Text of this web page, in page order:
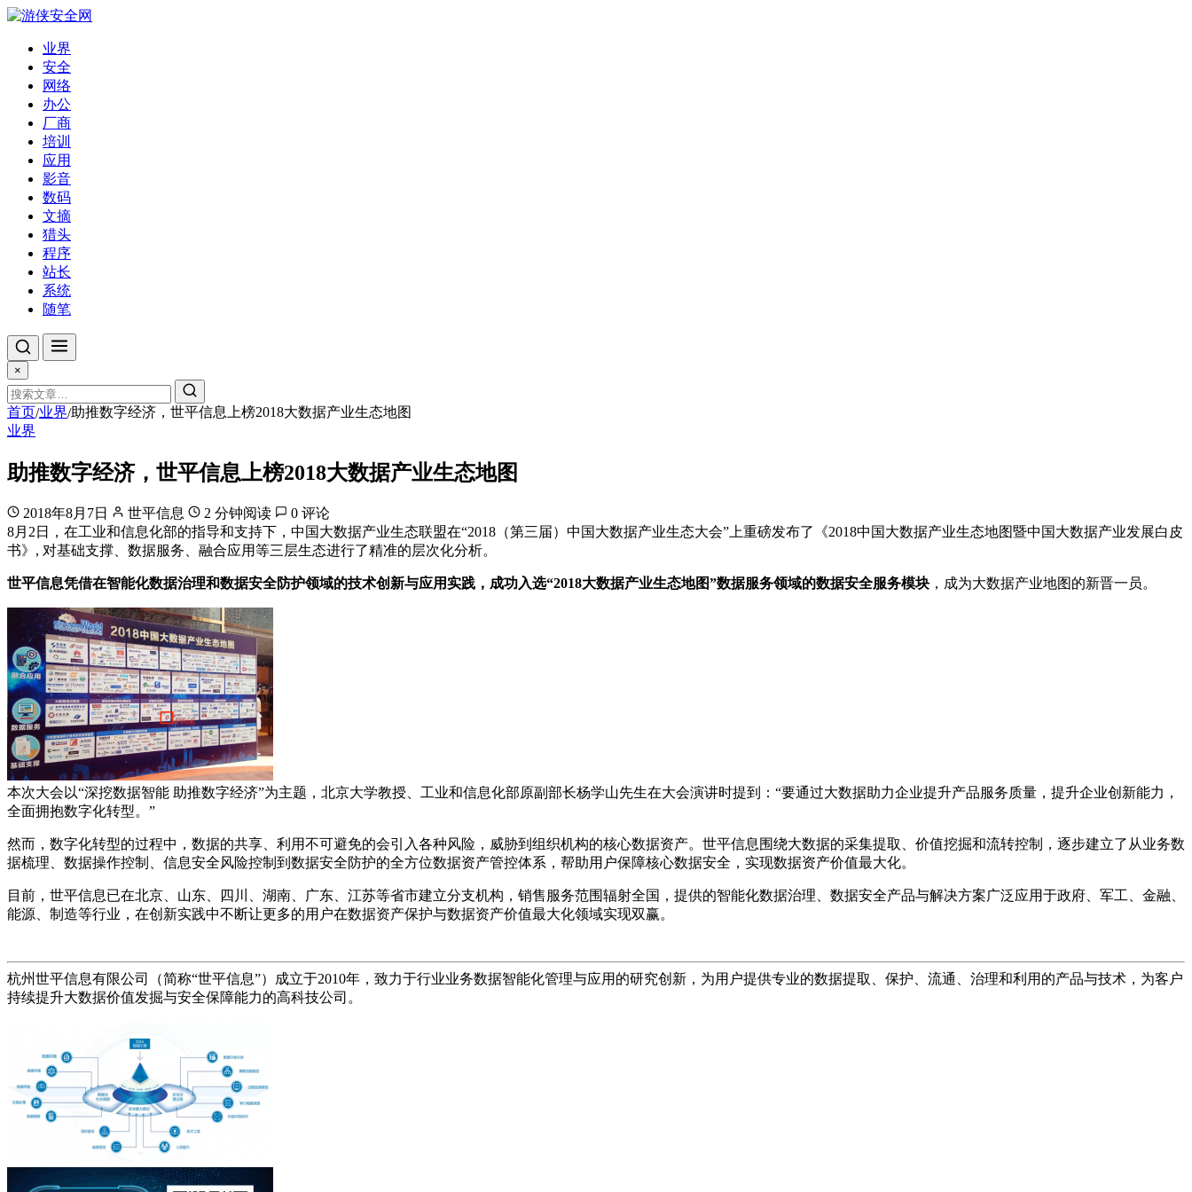
业界
安全
网络
办公
厂商
培训
应用
影音
数码
文摘
猎头
程序
站长
系统
随笔
×
首页/业界/助推数字经济，世平信息上榜2018大数据产业生态地图
业界
助推数字经济，世平信息上榜2018大数据产业生态地图
2018年8月7日 世平信息 2 分钟阅读
0 评论
8月2日，在工业和信息化部的指导和支持下，中国大数据产业生态联盟在“2018（第三届）中国大数据产业生态大会”上重磅发布了《2018中国大数据产业生态地图暨中国大数据产业发展白皮
书》, 对基础支撑、数据服务、融合应用等三层生态进行了精准的层次化分析。
世平信息凭借在智能化数据治理和数据安全防护领域的技术创新与应用实践，成功入选“2018大数据产业生态地图”数据服务领域的数据安全服务模块 ，成为大数据产业地图的新晋一员。
本次大会以“深挖数据智能 助推数字经济”为主题，北京大学教授、工业和信息化部原副部长杨学山先生在大会演讲时提到：“要通过大数据助力企业提升产品服务质量，提升企业创新能力，
全面拥抱数字化转型。”
然而，数字化转型的过程中，数据的共享、利用不可避免的会引入各种风险，威胁到组织机构的核心数据资产。世平信息围绕大数据的采集提取、价值挖掘和流转控制，逐步建立了从业务数
据梳理、数据操作控制、信息安全风险控制到数据安全防护的全方位数据资产管控体系，帮助用户保障核心数据安全，实现数据资产价值最大化。
目前，世平信息已在北京、山东、四川、湖南、广东、江苏等省市建立分支机构，销售服务范围辐射全国，提供的智能化数据治理、数据安全产品与解决方案广泛应用于政府、军工、金融、
能源、制造等行业，在创新实践中不断让更多的用户在数据资产保护与数据资产价值最大化领域实现双赢。
杭州世平信息有限公司（简称“世平信息”）成立于2010年，致力于行业业务数据智能化管理与应用的研究创新，为用户提供专业的数据提取、保护、流通、治理和利用的产品与技术，为客户
持续提升大数据价值发掘与安全保障能力的高科技公司。